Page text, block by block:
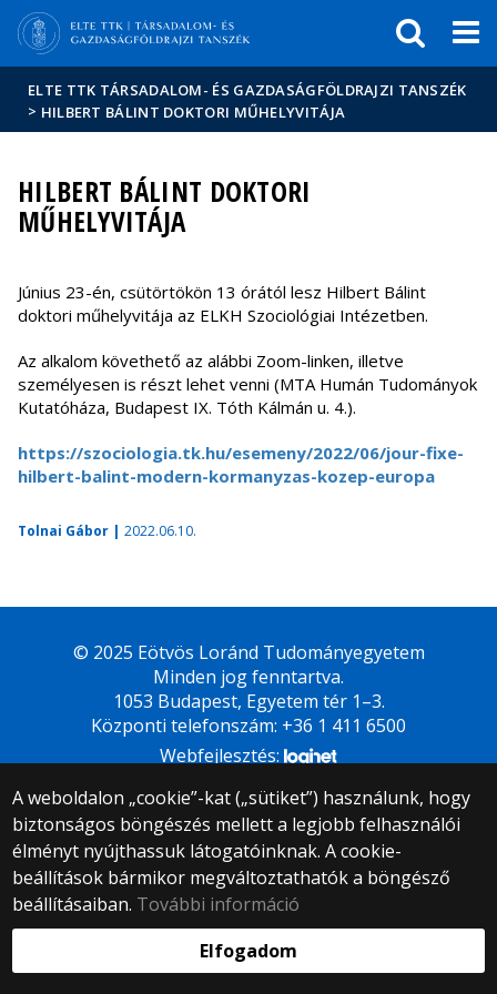
Hírek
Események
ELTE a
sajtóban
ELTE TTK TÁRSADALOM- ÉS GAZDASÁGFÖLDRAJZI TANSZÉK
> HILBERT BÁLINT DOKTORI MŰHELYVITÁJA
HILBERT BÁLINT DOKTORI
MŰHELYVITÁJA
Június 23-én, csütörtökön 13 órától lesz Hilbert Bálint
doktori műhelyvitája az ELKH Szociológiai Intézetben.
Az alkalom követhető az alábbi Zoom-linken, illetve
személyesen is részt lehet venni (MTA Humán Tudományok
Kutatóháza, Budapest IX. Tóth Kálmán u. 4.).
https://szociologia.tk.hu/esemeny/2022/06/jour-fixe-
hilbert-balint-modern-kormanyzas-kozep-europa
Tolnai Gábor | 2022.06.10.
A weboldalon „cookie”-kat („sütiket”) használunk, hogy
biztonságos böngészés mellett a legjobb felhasználói
élményt nyújthassuk látogatóinknak. A cookie-
beállítások bármikor megváltoztathatók a böngésző
beállításaiban. További információ
Elfogadom
© 2025 Eötvös Loránd Tudományegyetem
Minden jog fenntartva.
1053 Budapest, Egyetem tér 1–3.
Központi telefonszám: +36 1 411 6500
Webfejlesztés: